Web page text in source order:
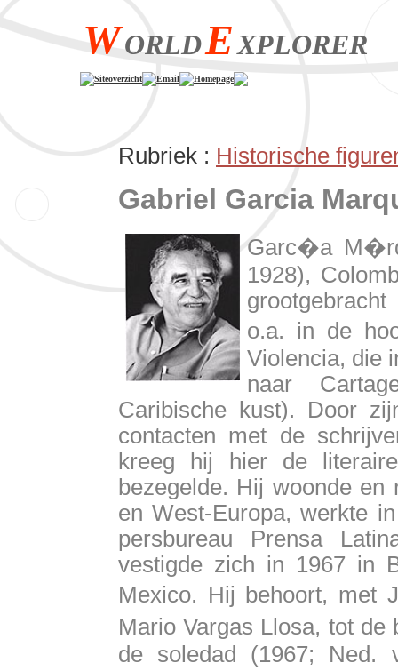
WORLDEXPLORER
Siteoverzicht Email Homepage
Rubriek : Historische
Gabriel Garcia
Garc�a
1928),
o.a. in de
Violencia, die
naar
Caribische kust). Door
contacten met de
kreeg hij hier de
bezegelde. Hij woonde
en West-Europa, werkte
persbureau Prensa
vestigde zich in 1967 in
Mexico. Hij behoort, met
Mario Vargas Llosa, tot
de soledad (1967; Ned.